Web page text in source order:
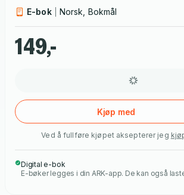
besøker et norsk kjærestepar det nå
forteller dem historien om nordmannen han
med mange år tidligere. Norge, nåtid. Etter
til ordensavdelingen i Fredrikstad. Anton og
drap. Drapet gjør det klart at det er en
Hva er sammenhengen mellom disse
gamle historien om Danny? Anton Brekke
E-bok Norsk, Bokmål
149,-
Kjøp med
Ved å fullføre kjøpet aksepterer jeg
Digital e-bok
E-bøker legges i din ARK-app. De kan også